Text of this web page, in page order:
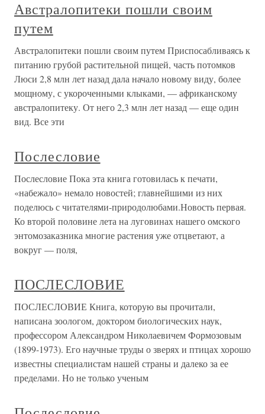
Австралопитеки пошли своим
путем
Австралопитеки пошли своим путем Приспосабливаясь к
питанию грубой растительной пищей, часть потомков
Люси 2,8 млн лет назад дала начало новому виду, более
мощному, с укороченными клыками, — африканскому
австралопитеку. От него 2,3 млн лет назад — еще один
вид. Все эти
Послесловие
Послесловие Пока эта книга готовилась к печати,
«набежало» немало новостей; главнейшими из них
поделюсь с читателями-природолюбами.Новость первая.
Ко второй половине лета на луговинах нашего омского
энтомозаказника многие растения уже отцветают, а
вокруг — поля,
ПОСЛЕСЛОВИЕ
ПОСЛЕСЛОВИЕ Книга, которую вы прочитали,
написана зоологом, доктором биологических наук,
профессором Александром Николаевичем Формозовым
(1899-1973). Его научные труды о зверях и птицах хорошо
известны специалистам нашей страны и далеко за ее
пределами. Но не только ученым